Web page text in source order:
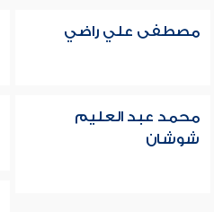
مصطفى علي راضي
محمد عبد العليم
شوشان